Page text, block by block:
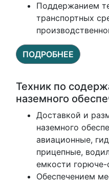
Поддержанием
транспортных
ПОДРОБНЕЕ
Техник по
наземного
Доставкой и
наземного
авиационные,
прицепные,
емкости
Обеспечением